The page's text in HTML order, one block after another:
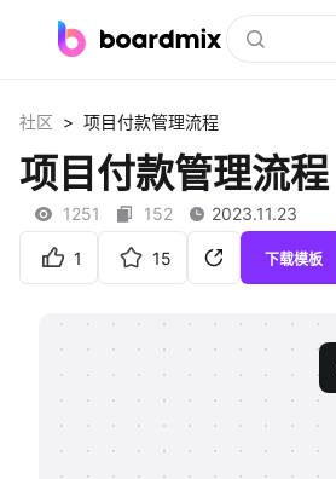
社区资源
下载
会员
社区 > 项目付款管理流程
项目付款管理流程
1251 152 2023.11.23
1 15 下载模板